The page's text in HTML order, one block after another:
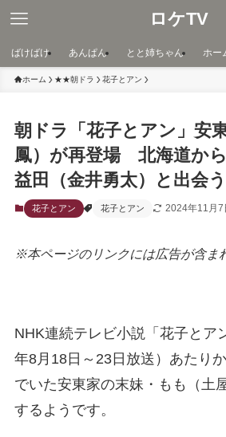
ロケTV
ばけばけ あんぱん とと姉ちゃん ホー
ホーム ★★朝ドラ 花子とアン
朝ドラ「花子とアン」安
鳳）が再登場 北海道から
益田（金井勇太）と出会う
花子とアン 花子とアン 2024年11月7
※本ページのリンクには広告が含ま
NHK連続テレビ小説「花子とア
年8月18日～23日放送）あたり
でいた安東家の末妹・もも（土
するようです。